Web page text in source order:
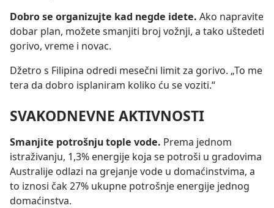
Dobro se organizujte kad negde idete. Ako napravite
dobar plan, možete smanjiti broj vožnji, a tako uštedeti
gorivo, vreme i novac.
Džetro s Filipina odredi mesečni limit za gorivo. „To me
tera da dobro isplaniram koliko ću se voziti.“
SVAKODNEVNE AKTIVNOSTI
Smanjite potrošnju tople vode. Prema jednom
istraživanju, 1,3% energije koja se potroši u gradovima
Australije odlazi na grejanje vode u domaćinstvima, a
to iznosi čak 27% ukupne potrošnje energije jednog
domaćinstva.